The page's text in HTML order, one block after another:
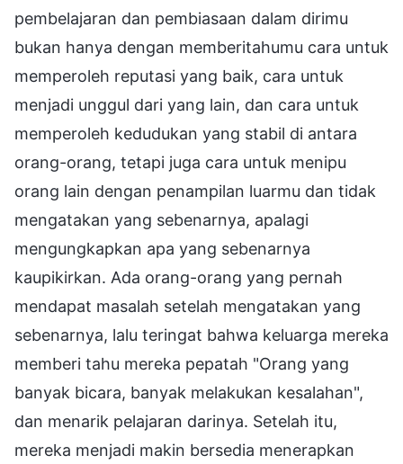
pembelajaran dan pembiasaan dalam dirimu
bukan hanya dengan memberitahumu cara untuk
memperoleh reputasi yang baik, cara untuk
menjadi unggul dari yang lain, dan cara untuk
memperoleh kedudukan yang stabil di antara
orang-orang, tetapi juga cara untuk menipu
orang lain dengan penampilan luarmu dan tidak
mengatakan yang sebenarnya, apalagi
mengungkapkan apa yang sebenarnya
kaupikirkan. Ada orang-orang yang pernah
mendapat masalah setelah mengatakan yang
sebenarnya, lalu teringat bahwa keluarga mereka
memberi tahu mereka pepatah "Orang yang
banyak bicara, banyak melakukan kesalahan",
dan menarik pelajaran darinya. Setelah itu,
mereka menjadi makin bersedia menerapkan